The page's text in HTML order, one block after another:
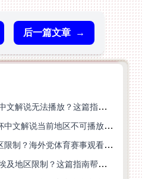
后一篇文章 →
在新加坡看CCTV5世界杯中文解说无法播放？这篇指南帮你解锁海外体育直播自由
在加拿大看咪咕视频世界杯中文解说当前地区不可播放？这篇指南帮你一键解决
在日本看央视频世界杯地区限制？海外党体育赛事观看终极指南
在国外看世界杯阿根廷VS埃及地区限制？这篇指南帮你搞定中文直播+解说